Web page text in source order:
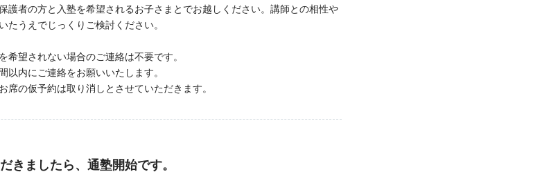
護者の方と入塾を希望されるお子さまとでお越しください。講師との相性や
たうえでじっくりご検討ください。
望されない場合のご連絡は不要です。
内にご連絡をお願いいたします。
の仮予約は取り消しとさせていただきます。
きましたら、通塾開始です。